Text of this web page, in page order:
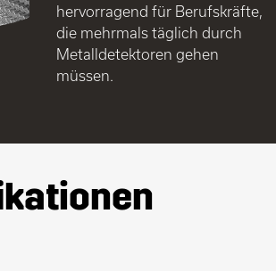
hervorragend für Berufskräfte,
die mehrmals täglich durch
Metalldetektoren gehen
müssen.